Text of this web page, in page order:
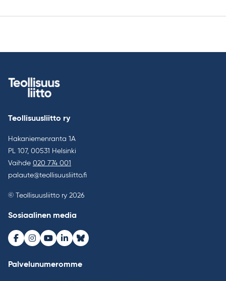
Teollisuusliitto ry
Hakaniemenranta 1A
PL 107, 00531 Helsinki
Vaihde 020 774 001
palaute@teollisuusliitto.fi
© Teollisuusliitto ry 2026
Sosiaalinen media
Facebook
Instagram
Youtube
LinkedInBluesky
Palvelunumeromme